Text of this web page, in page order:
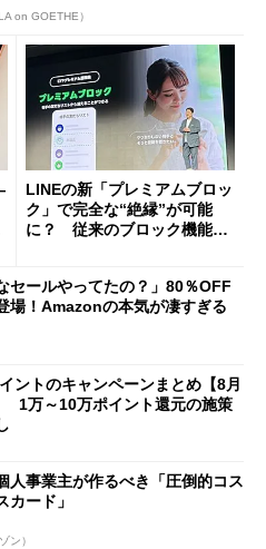
on GOETHE）
LINEの新「プレミアムブロッ
ク」で完全な“絶縁”が可能
に？ 従来のブロック機能と
セールやってたの？」80％OFF
場！Amazonの本気が凄すぎる
ントのキャンペーンまとめ【8月
1万～10万ポイント還元の施策
人事業主が作るべき「圧倒的コス
カード」
ン）